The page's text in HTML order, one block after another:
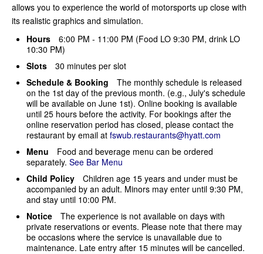
allows you to experience the world of motorsports up close with
its realistic graphics and simulation.
Hours 6:00 PM - 11:00 PM (Food LO 9:30 PM, drink LO
10:30 PM)
Slots 30 minutes per slot
Schedule & Booking The monthly schedule is released
on the 1st day of the previous month. (e.g., July's schedule
will be available on June 1st). Online booking is available
until 25 hours before the activity. For bookings after the
online reservation period has closed, please contact the
restaurant by email at fswub.restaurants@hyatt.com
Menu Food and beverage menu can be ordered
separately. See Bar Menu
Child Policy Children age 15 years and under must be
accompanied by an adult. Minors may enter until 9:30 PM,
and stay until 10:00 PM.
Notice The experience is not available on days with
private reservations or events. Please note that there may
be occasions where the service is unavailable due to
maintenance. Late entry after 15 minutes will be cancelled.